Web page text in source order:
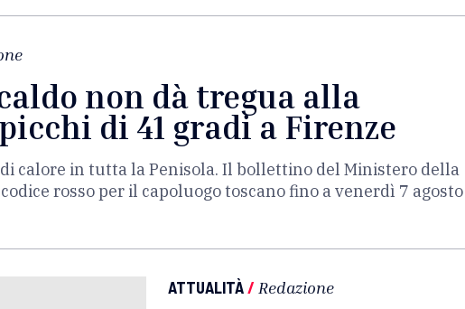
non dà tregua alla
di 41 gradi a Firenze
calore in tutta la Penisola. Il bollettino del Ministero della
rosso per il capoluogo toscano fino a venerdì 7 agosto
ATTUALITÀ/ Redazione